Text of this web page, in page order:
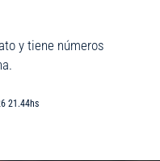
y tiene números
21.44hs